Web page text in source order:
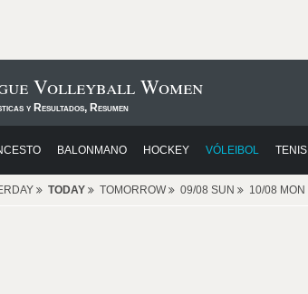
Volleyball Women
y Resultados, Resumen
BALONMANO HOCKEY VÓLEIBOL TENIS
TODAY TOMORROW 09/08 SUN 10/08 MON